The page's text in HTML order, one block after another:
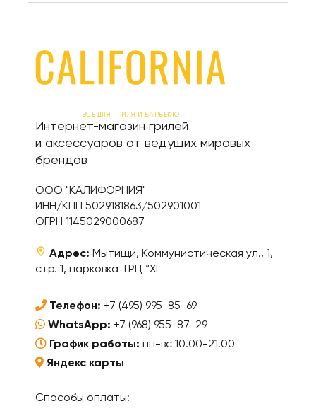
ВСЕ ДЛЯ ГРИЛЯ И БАРБЕКЮ
Интернет-магазин грилей
и аксессуаров от ведущих мировых
брендов
ООО "КАЛИФОРНИЯ"
ИНН/КПП 5029181863/502901001
ОГРН 1145029000687
Адрес: Мытищи, Коммунистическая ул., 1,
стр. 1, парковка ТРЦ “XL
Телефон: +7 (495) 995-85-69
WhatsApp: +7 (968) 955-87-29
График работы: пн-вс 10.00-21.00
Яндекс карты
Способы оплаты: